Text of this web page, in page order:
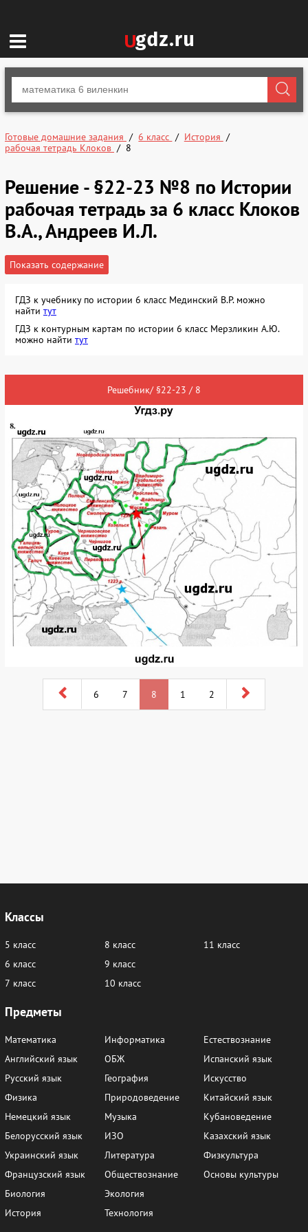
Готовые домашние задания 6 класс
История
рабочая тетрадь Клоков
8
Решение - §22-23 №8 по Истории
рабочая тетрадь за 6 класс Клоков
В.А., Андреев И.Л.
Показать содержание
ГДЗ к учебнику по истории 6 класс Мединский В.Р. можно
найти тут
ГДЗ к контурным картам по истории 6 класс Мерзликин А.Ю.
можно найти тут
Решебник/ §22-23 / 8
6 7 8 1 2
Классы
5 класс
6 класс
7 класс
8 класс
9 класс
10 класс
11 класс
Предметы
Математика
Английский язык
Русский язык
Физика
Немецкий язык
Белорусский язык
Украинский язык
Французский язык
Биология
История
Информатика
ОБЖ
География
Природоведение
Музыка
ИЗО
Литература
Обществознание
Экология
Технология
Естествознание
Испанский язык
Искусство
Китайский язык
Кубановедение
Казахский язык
Физкультура
Основы культуры